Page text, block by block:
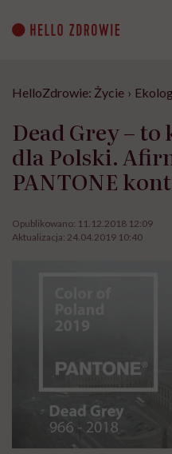
content
HelloZdrowie: Życie ›
Dead Grey –
dla Polski.
PANTONE
Opublikowano: 11.12.2018 12:09
Aktualizacja: 24.04.2019 10:40